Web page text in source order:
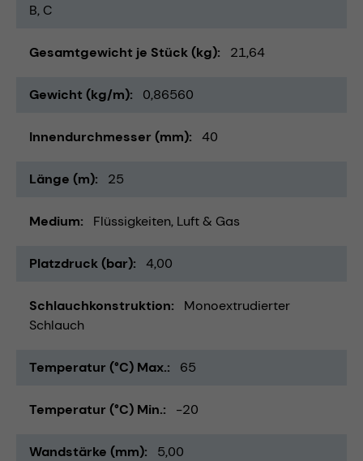
B, C
Gesamtgewicht je Stück (kg) 21,64
Gewicht (kg/m) 0,86560
Innendurchmesser (mm) 40
Länge (m) 25
Medium Flüssigkeiten Luft & Gas
Platzdruck (bar) 4,00
Schlauchkonstruktion
Monoextrudierter
Schlauch
Temperatur (°C) Max. 65
Temperatur (°C) Min. -20
Wandstärke (mm) 5,00